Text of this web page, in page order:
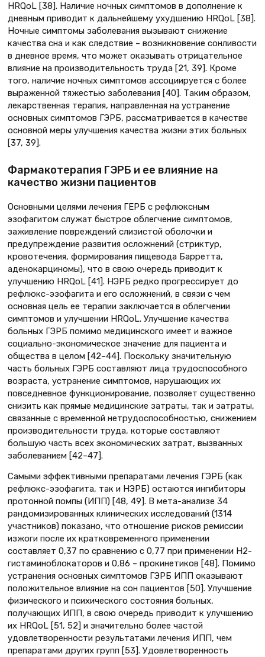
HRQoL [38]. Наличие ночных симптомов в дополнение к
дневным приводит к дальнейшему ухудшению HRQoL [38].
Ночные симптомы заболевания вызывают снижение
качества сна и как следствие – возникновение сонливости
в дневное время, что может оказывать отрицательное
влияние на производительность труда [21, 39]. Кроме
того, наличие ночных симптомов ассоциируется с более
выраженной тяжестью заболевания [40]. Таким образом,
лекарственная терапия, направленная на устранение
основных симптомов ГЭРБ, рассматривается в качестве
основной меры улучшения качества жизни этих больных
[37, 39].
Фармакотерапия ГЭРБ и ее влияние на
качество жизни пациентов
Основными целями лечения ГЕРБ с рефлюксным
эзофагитом служат быстрое облегчение симптомов,
заживление повреждений слизистой оболочки и
предупреждение развития осложнений (стриктур,
кровотечения, формирования пищевода Барретта,
аденокарциномы), что в свою очередь приводит к
улучшению HRQoL [41]. НЭРБ редко прогрессирует до
рефлюкс-эзофагита и его осложнений, в связи с чем
основная цель ее терапии заключается в облегчении
симптомов и улучшении HRQoL. Улучшение качества
больных ГЭРБ помимо медицинского имеет и важное
социально-экономическое значение для пациента и
общества в целом [42–44]. Поскольку значительную
часть больных ГЭРБ составляют лица трудоспособного
возраста, устранение симптомов, нарушающих их
повседневное функционирование, позволяет существенно
снизить как прямые медицинские затраты, так и затраты,
связанные с временной нетрудоспособностью, снижением
производительности труда, которые составляют
большую часть всех экономических затрат, вызванных
заболеванием [42–47].
Самыми эффективными препаратами лечения ГЭРБ (как
рефлюкс-эзофагита, так и НЭРБ) остаются ингибиторы
протонной помпы (ИПП) [48, 49]. В мета-анализе 34
рандомизированных клинических исследований (1314
участников) показано, что отношение рисков ремиссии
изжоги после их кратковременного применении
составляет 0,37 по сравнению с 0,77 при применении Н2-
гистаминоблокаторов и 0,86 – прокинетиков [48]. Помимо
устранения основных симптомов ГЭРБ ИПП оказывают
положительное влияние на сон пациентов [50]. Улучшение
физического и психического состояния больных,
получающих ИПП, в свою очередь приводит к улучшению
их HRQoL [51, 52] и значительно более частой
удовлетворенности результатами лечения ИПП, чем
препаратами других групп [53]. Удовлетворенность